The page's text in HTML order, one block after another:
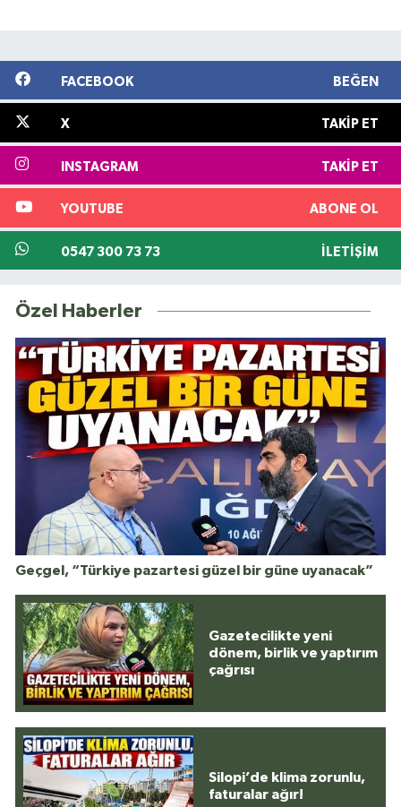
FACEBOOK BEĞEN
X TAKIP ET
INSTAGRAM TAKIP ET
YOUTUBE ABONE OL
0547 300 73 73 İLETIŞIM
Özel Haberler
Geçgel, “Türkiye pazartesi güzel bir güne uyanacak”
Gazetecilikte yeni
dönem, birlik ve yaptırım
çağrısı
Silopi’de klima zorunlu,
faturalar ağır!